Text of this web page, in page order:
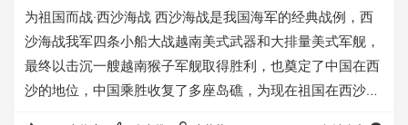
为祖国而战·西沙海战 西沙海战是我国海军的经典战例，西
沙海战我军四条小船大战越南美式武器和大排量美式军舰，
最终以击沉一艘越南猴子军舰取得胜利，也奠定了中国在西
沙的地位，中国乘胜收复了多座岛礁，为现在祖国在西沙吹